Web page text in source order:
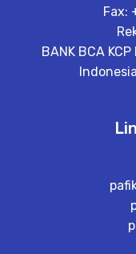
Fax:
BANK BCA